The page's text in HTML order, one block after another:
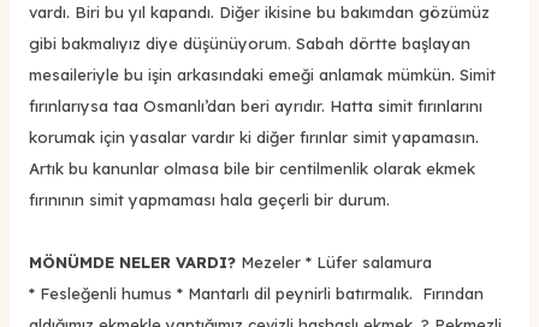
vardı. Biri bu yıl kapandı. Diğer ikisine bu bakımdan gözümüz
gibi bakmalıyız diye düşünüyorum. Sabah dörtte başlayan
mesaileriyle bu işin arkasındaki emeği anlamak mümkün. Simit
fırınlarıysa taa Osmanlı’dan beri ayrıdır. Hatta simit fırınlarını
korumak için yasalar vardır ki diğer fırınlar simit yapamasın.
Artık bu kanunlar olmasa bile bir centilmenlik olarak ekmek
fırınının simit yapmaması hala geçerli bir durum.
MÖNÜMDE NELER VARDI? Mezeler * Lüfer salamura
* Fesleğenli humus * Mantarlı dil peynirli batırmalık. Fırından